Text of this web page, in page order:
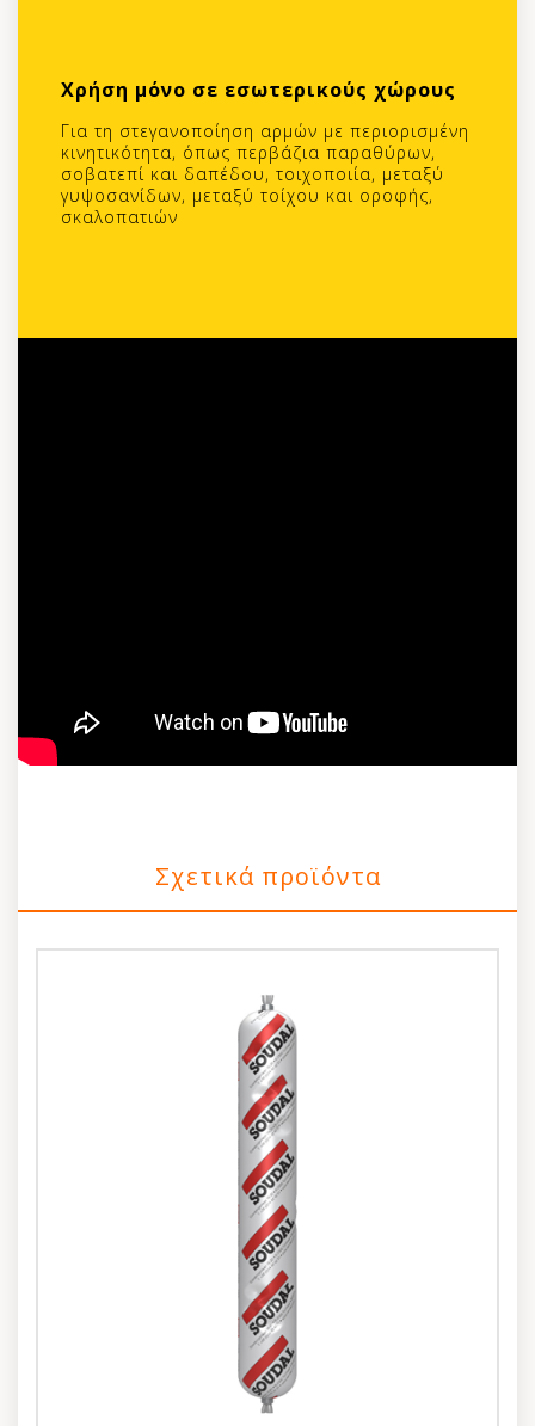
Χρήση μόνο σε εσωτερικούς χώρους
Για τη στεγανοποίηση αρμών με περιορισμένη
κινητικότητα, όπως περβάζια παραθύρων,
σοβατεπί και δαπέδου, τοιχοποιία, μεταξύ
γυψοσανίδων, μεταξύ τοίχου και οροφής,
σκαλοπατιών
Σχετικά προϊόντα